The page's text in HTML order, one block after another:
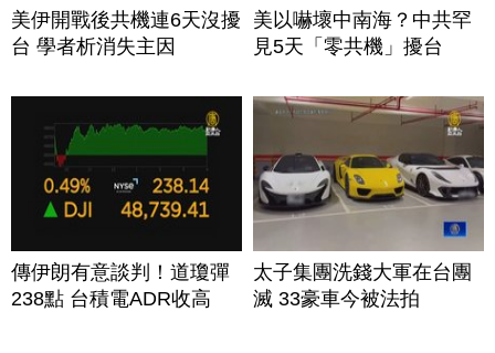
美伊開戰後共機連6天沒擾
台 學者析消失主因
美以嚇壞中南海？中共罕
見5天「零共機」擾台
傳伊朗有意談判！道瓊彈
238點 台積電ADR收高
太子集團洗錢大軍在台團
滅 33豪車今被法拍